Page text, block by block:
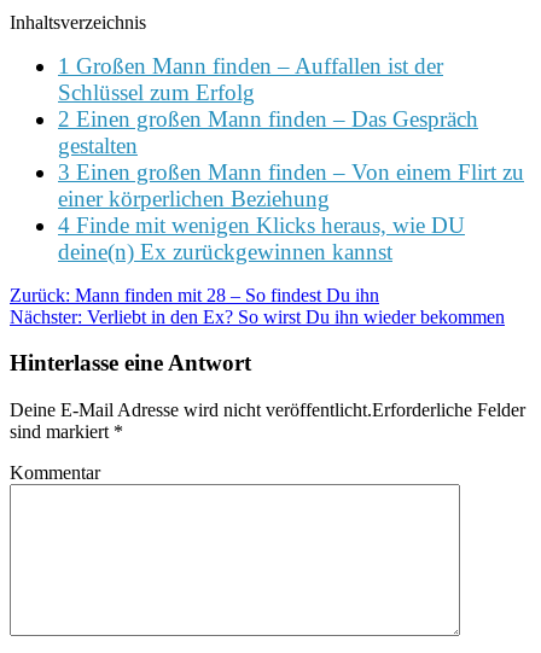
Inhaltsverzeichnis
1 Großen Mann finden – Auffallen ist der
Schlüssel zum Erfolg
2 Einen großen Mann finden – Das Gespräch
gestalten
3 Einen großen Mann finden – Von einem Flirt zu
einer körperlichen Beziehung
4 Finde mit wenigen Klicks heraus, wie DU
deine(n) Ex zurückgewinnen kannst
Zurück: Mann finden mit 28 – So findest Du ihn
Nächster: Verliebt in den Ex? So wirst Du ihn wieder bekommen
Hinterlasse eine Antwort
Deine E-Mail Adresse wird nicht veröffentlicht.Erforderliche Felder
sind markiert *
Kommentar